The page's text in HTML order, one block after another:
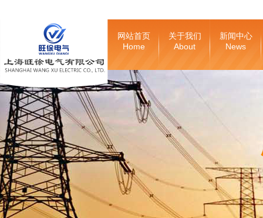
网站首页
Home
关于我们
About
新闻中心
News